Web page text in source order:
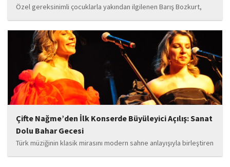
Özel gereksinimli çocuklarla yakından ilgilenen Barış Bozkurt,
hayata geçirdiği örnek çalışma ile hem eğitim camiasının hem de
toplumun dikkatini çekiyor. “Hayatta yaşattığın mutluluk en güzel
hediyedir” anlayışıyla yola çıkan Bozkurt,...
Çifte Nağme’den İlk Konserde Büyüleyici Açılış: Sanat
Dolu Bahar Gecesi
Türk müziğinin klasik mirasını modern sahne anlayışıyla birleştiren
“Çifte Nağme” projesi, ilk konserini İstanbul Ataşehir’de bulunan